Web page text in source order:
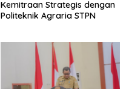
Kemitraan Strategis dengan
Politeknik Agraria STPN